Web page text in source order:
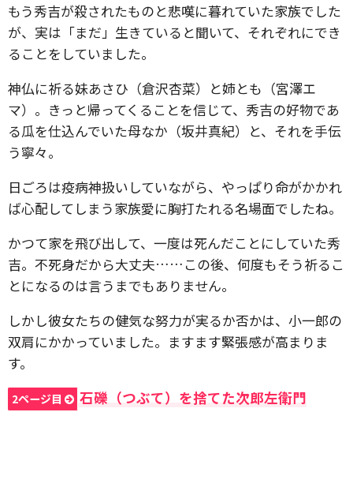
もう秀吉が殺されたものと悲嘆に暮れていた家族でした
が、実は「まだ」生きていると聞いて、それぞれにでき
ることをしていました。
神仏に祈る妹あさひ（倉沢杏菜）と姉とも（宮澤エ
マ）。きっと帰ってくることを信じて、秀吉の好物であ
る瓜を仕込んでいた母なか（坂井真紀）と、それを手伝
う寧々。
日ごろは疫病神扱いしていながら、やっぱり命がかかれ
ば心配してしまう家族愛に胸打たれる名場面でしたね。
かつて家を飛び出して、一度は死んだことにしていた秀
吉。不死身だから大丈夫……この後、何度もそう祈るこ
とになるのは言うまでもありません。
しかし彼女たちの健気な努力が実るか否かは、小一郎の
双肩にかかっていました。ますます緊張感が高まりま
す。
2ページ目 石礫（つぶて）を捨てた次郎左衛門